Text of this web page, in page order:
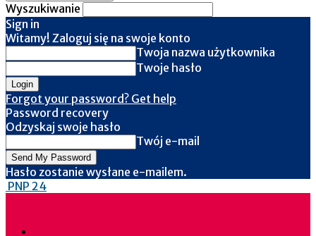
Wyszukiwanie
Sign in
Witamy! Zaloguj się na swoje konto
Twoja nazwa użytkownika
Twoje hasło
Forgot your password? Get help
Password recovery
Odzyskaj swoje hasło
Twój e-mail
Hasło zostanie wysłane e-mailem.
PNP 24